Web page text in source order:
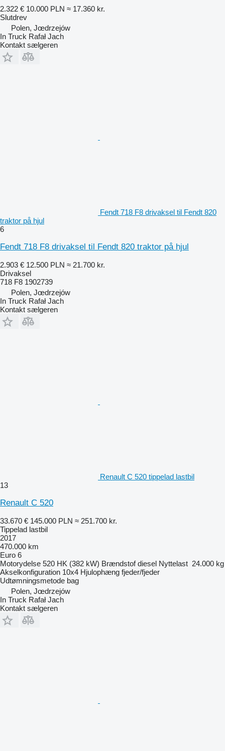
2.322 € 10.000 PLN ≈ 17.360 kr.
Slutdrev
Polen, Jœdrzejów
In Truck Rafał Jach
Kontakt sælgeren
Fendt 718 F8 drivaksel til Fendt 820
traktor på hjul
6
Fendt 718 F8 drivaksel til Fendt 820 traktor på hjul
2.903 € 12.500 PLN ≈ 21.700 kr.
Drivaksel
718 F8 1902739
Polen, Jœdrzejów
In Truck Rafał Jach
Kontakt sælgeren
Renault C 520 tippelad lastbil
13
Renault C 520
33.670 € 145.000 PLN ≈ 251.700 kr.
Tippelad lastbil
2017
470.000 km
Euro 6
Motorydelse 520 HK (382 kW) Brændstof diesel Nyttelast 24.000 kg
Akselkonfiguration 10x4 Hjulophæng fjeder/fjeder
Udtømningsmetode bag
Polen, Jœdrzejów
In Truck Rafał Jach
Kontakt sælgeren